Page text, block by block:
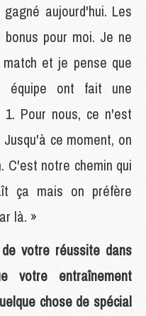
aujourd'hui. Les
pour moi. Je ne
et je pense que
équipe ont fait une
Pour nous, ce n'est
ce moment, on
C'est notre chemin qui
ça mais on préfère
là. »
votre réussite dans
votre entraînement
chose de spécial